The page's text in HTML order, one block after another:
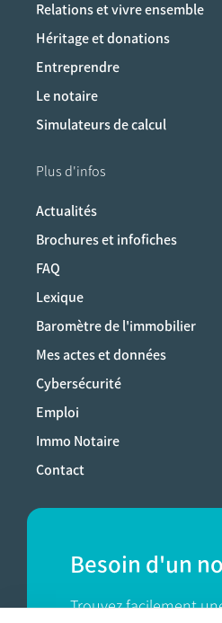
Relations et vivre ensemble
Héritage et donations
Entreprendre
Le notaire
Simulateurs de calcul
Plus d'infos
Actualités
Brochures et infofiches
FAQ
Lexique
Baromètre de l'immobilier
Mes actes et données
Cybersécurité
Emploi
Immo Notaire
Contact
Besoin d'un
Trouvez facilement